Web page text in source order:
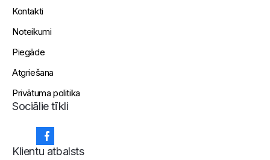
Kontakti
Noteikumi
Piegāde
Atgriešana
Privātuma politika
Sociālie tīkli
Klientu atbalsts